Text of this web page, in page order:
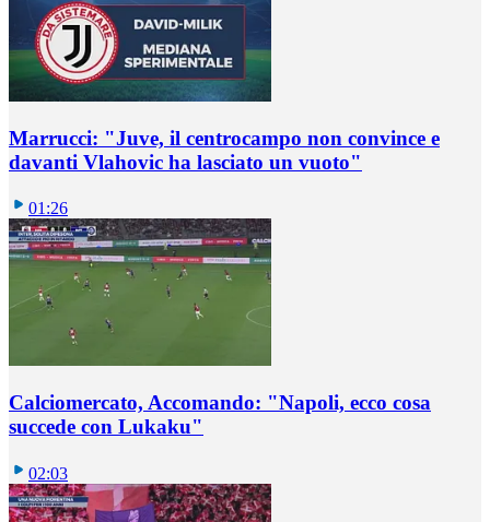
Marrucci: "Juve, il centrocampo non convince e
davanti Vlahovic ha lasciato un vuoto"
01:26
Calciomercato, Accomando: "Napoli, ecco cosa
succede con Lukaku"
02:03